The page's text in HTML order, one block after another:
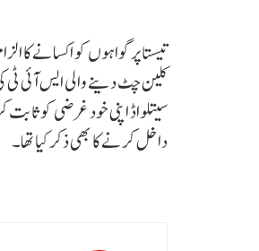
تیستا پر گواہوں کو اکسانے
کلین چٹ دینے والی ایس آئی ٹی
سیتلواڈ اپنی خود غرضی کو
داخل کرنے کا بھی ذکر کیا تھا۔